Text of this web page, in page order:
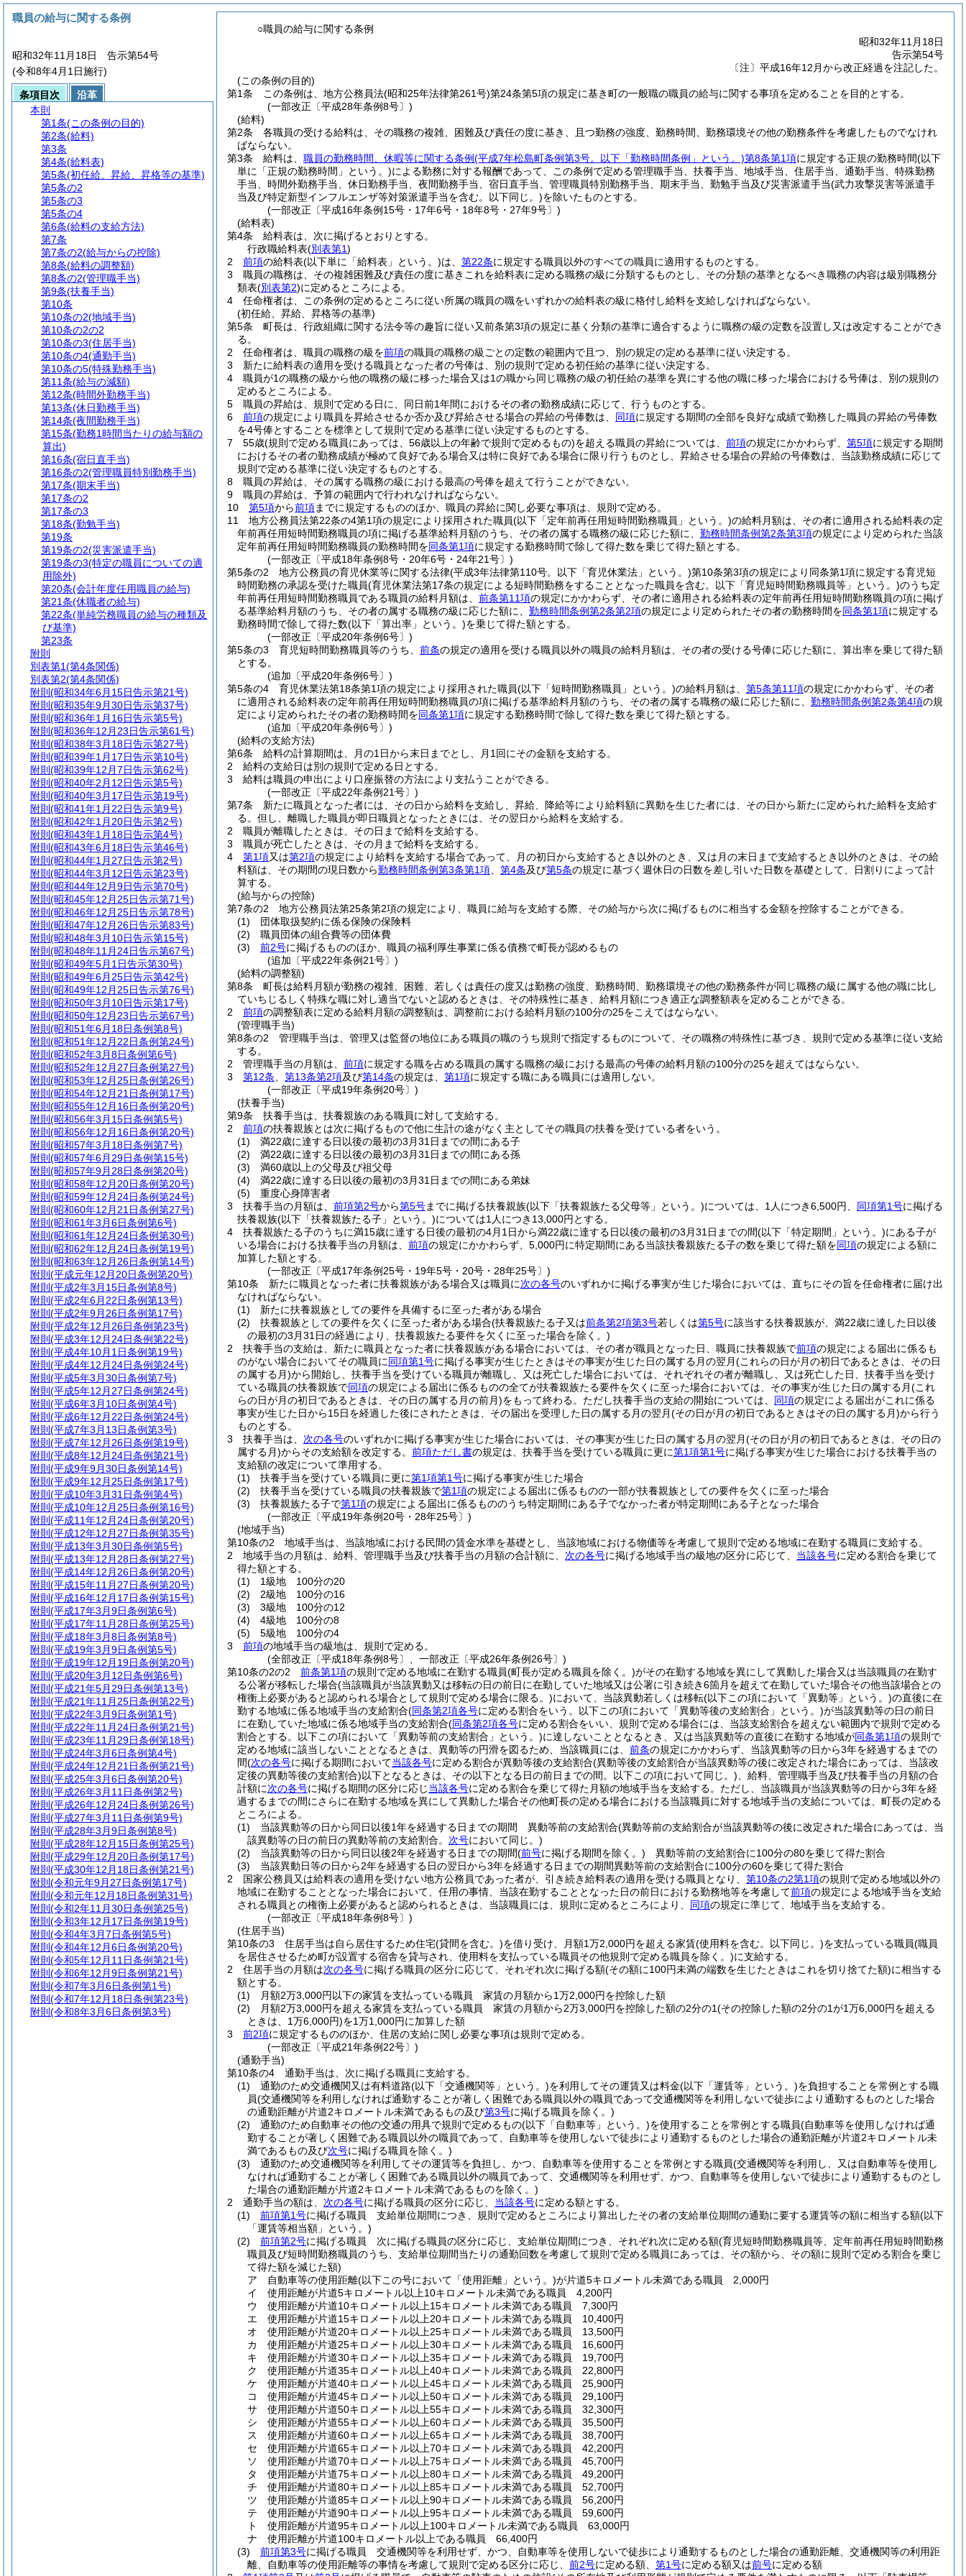
○職員の給与に関する条例
昭和32年11月18日
告示第54号
〔注〕平成16年12月から改正経過を注記した。
(この条例の目的)
第1条
この条例は、地方公務員法(昭和25年法律第261号)第24条第5項の規定に基き町の一般職の職員の給与に関する事項を定めることを目的とする。
(一部改正〔平成28年条例8号〕)
(給料)
第2条
各職員の受ける給料は、その職務の複雑、困難及び責任の度に基き、且つ勤務の強度、勤務時間、勤務環境その他の勤務条件を考慮したものでなけれ
ばならない。
第3条
給料は、 職員の勤務時間、休暇等に関する条例(平成7年松島町条例第3号。以下「勤務時間条例」という。)第8条第1項に規定する正規の勤務時間(以下
単に「正規の勤務時間」という。)による勤務に対する報酬であって、この条例で定める管理職手当、扶養手当、地域手当、住居手当、通勤手当、特殊勤務
手当、時間外勤務手当、休日勤務手当、夜間勤務手当、宿日直手当、管理職員特別勤務手当、期末手当、勤勉手当及び災害派遣手当(武力攻撃災害等派遣手
当及び特定新型インフルエンザ等対策派遣手当を含む。以下同じ。)を除いたものとする。
(一部改正〔平成16年条例15号・17年6号・18年8号・27年9号〕)
(給料表)
第4条
給料表は、次に掲げるとおりとする。
行政職給料表(別表第1)
2
前項の給料表(以下単に「給料表」という。)は、 第22条に規定する職員以外のすべての職員に適用するものとする。
3
職員の職務は、その複雑困難及び責任の度に基きこれを給料表に定める職務の級に分類するものとし、その分類の基準となるべき職務の内容は級別職務分
類表(別表第2)に定めるところによる。
4
任命権者は、この条例の定めるところに従い所属の職員の職をいずれかの給料表の級に格付し給料を支給しなければならない。
(初任給、昇給、昇格等の基準)
第5条
町長は、行政組織に関する法令等の趣旨に従い又前条第3項の規定に基く分類の基準に適合するように職務の級の定数を設置し又は改定することができ
る。
2
任命権者は、職員の職務の級を前項の職員の職務の級ごとの定数の範囲内で且つ、別の規定の定める基準に従い決定する。
3
新たに給料表の適用を受ける職員となった者の号俸は、別の規則で定める初任給の基準に従い決定する。
4
職員が1の職務の級から他の職務の級に移った場合又は1の職から同じ職務の級の初任給の基準を異にする他の職に移った場合における号俸は、別の規則の
定めるところによる。
5
職員の昇給は、規則で定める日に、同日前1年間におけるその者の勤務成績に応じて、行うものとする。
6
前項の規定により職員を昇給させるか否か及び昇給させる場合の昇給の号俸数は、 同項に規定する期間の全部を良好な成績で勤務した職員の昇給の号俸数
を4号俸とすることを標準として規則で定める基準に従い決定するものとする。
7
55歳(規則で定める職員にあっては、56歳以上の年齢で規則で定めるもの)を超える職員の昇給については、 前項の規定にかかわらず、 第5項に規定する期間
におけるその者の勤務成績が極めて良好である場合又は特に良好である場合に限り行うものとし、昇給させる場合の昇給の号俸数は、当該勤務成績に応じて
規則で定める基準に従い決定するものとする。
8
職員の昇給は、その属する職務の級における最高の号俸を超えて行うことができない。
9
職員の昇給は、予算の範囲内で行われなければならない。
10
第5項から前項までに規定するもののほか、職員の昇給に関し必要な事項は、規則で定める。
11
地方公務員法第22条の4第1項の規定により採用された職員(以下「定年前再任用短時間勤務職員」という。)の給料月額は、その者に適用される給料表の定
年前再任用短時間勤務職員の項に掲げる基準給料月額のうち、その者の属する職務の級に応じた額に、 勤務時間条例第2条第3項の規定により定められた当該
定年前再任用短時間勤務職員の勤務時間を同条第1項に規定する勤務時間で除して得た数を乗じて得た額とする。
(一部改正〔平成18年条例8号・20年6号・24年21号〕)
第5条の2
地方公務員の育児休業等に関する法律(平成3年法律第110号。以下「育児休業法」という。)第10条第3項の規定により同条第1項に規定する育児短
時間勤務の承認を受けた職員(育児休業法第17条の規定による短時間勤務をすることとなった職員を含む。以下「育児短時間勤務職員等」という。)のうち定
年前再任用短時間勤務職員である職員の給料月額は、 前条第11項の規定にかかわらず、その者に適用される給料表の定年前再任用短時間勤務職員の項に掲げ
る基準給料月額のうち、その者の属する職務の級に応じた額に、 勤務時間条例第2条第2項の規定により定められたその者の勤務時間を同条第1項に規定する
勤務時間で除して得た数(以下「算出率」という。)を乗じて得た額とする。
(一部改正〔平成20年条例6号〕)
第5条の3
育児短時間勤務職員等のうち、 前条の規定の適用を受ける職員以外の職員の給料月額は、その者の受ける号俸に応じた額に、算出率を乗じて得た額
とする。
(追加〔平成20年条例6号〕)
第5条の4
育児休業法第18条第1項の規定により採用された職員(以下「短時間勤務職員」という。)の給料月額は、 第5条第11項の規定にかかわらず、その者
に適用される給料表の定年前再任用短時間勤務職員の項に掲げる基準給料月額のうち、その者の属する職務の級に応じた額に、 勤務時間条例第2条第4項の規
定により定められたその者の勤務時間を同条第1項に規定する勤務時間で除して得た数を乗じて得た額とする。
(追加〔平成20年条例6号〕)
(給料の支給方法)
第6条
給料の計算期間は、月の1日から末日までとし、月1回にその金額を支給する。
2
給料の支給日は別の規則で定める日とする。
3
給料は職員の申出により口座振替の方法により支払うことができる。
(一部改正〔平成22年条例21号〕)
第7条
新たに職員となった者には、その日から給料を支給し、昇給、降給等により給料額に異動を生じた者には、その日から新たに定められた給料を支給す
る。 但し、離職した職員が即日職員となったときには、その翌日から給料を支給する。
2
職員が離職したときは、その日まで給料を支給する。
3
職員が死亡したときは、その月まで給料を支給する。
4
第1項又は第2項の規定により給料を支給する場合であって、月の初日から支給するとき以外のとき、又は月の末日まで支給するとき以外のときは、その給
料額は、その期間の現日数から勤務時間条例第3条第1項 第4条及び第5条の規定に基づく週休日の日数を差し引いた日数を基礎として、日割りによって計
算する。
(給与からの控除)
第7条の2
地方公務員法第25条第2項の規定により、職員に給与を支給する際、その給与から次に掲げるものに相当する金額を控除することができる。
(1)
団体取扱契約に係る保険の保険料
(2)
職員団体の組合費等の団体費
(3)
前2号に掲げるもののほか、職員の福利厚生事業に係る債務で町長が認めるもの
(追加〔平成22年条例21号〕)
(給料の調整額)
第8条
町長は給料月額が勤務の複雑、困難、若しくは責任の度又は勤務の強度、勤務時間、勤務環境その他の勤務条件が同じ職務の級に属する他の職に比し
ていちじるしく特殊な職に対し適当でないと認めるときは、その特殊性に基き、給料月額につき適正な調整額表を定めることができる。
2
前項の調整額表に定める給料月額の調整額は、調整前における給料月額の100分の25をこえてはならない。
(管理職手当)
第8条の2
管理職手当は、管理又は監督の地位にある職員の職のうち規則で指定するものについて、その職務の特殊性に基づき、規則で定める基準に従い支給
する。
2
管理職手当の月額は、 前項に規定する職を占める職員の属する職務の級における最高の号俸の給料月額の100分の25を超えてはならない。
3
第12条 第13条第2項及び第14条の規定は、 第1項に規定する職にある職員には適用しない。
(一部改正〔平成19年条例20号〕)
(扶養手当)
第9条
扶養手当は、扶養親族のある職員に対して支給する。
2
前項の扶養親族とは次に掲げるもので他に生計の途がなく主としてその職員の扶養を受けている者をいう。
(1)
満22歳に達する日以後の最初の3月31日までの間にある子
(2)
満22歳に達する日以後の最初の3月31日までの間にある孫
(3)
満60歳以上の父母及び祖父母
(4)
満22歳に達する日以後の最初の3月31日までの間にある弟妹
(5)
重度心身障害者
3
扶養手当の月額は、 前項第2号から第5号までに掲げる扶養親族(以下「扶養親族たる父母等」という。)については、1人につき6,500円、 同項第1号に掲げる
扶養親族(以下「扶養親族たる子」という。)については1人につき13,000円とする。
4
扶養親族たる子のうちに満15歳に達する日後の最初の4月1日から満22歳に達する日以後の最初の3月31日までの間(以下「特定期間」という。)にある子が
いる場合における扶養手当の月額は、 前項の規定にかかわらず、5,000円に特定期間にある当該扶養親族たる子の数を乗じて得た額を同項の規定による額に
加算した額とする。
(一部改正〔平成17年条例25号・19年5号・20号・28年25号〕)
第10条
新たに職員となった者に扶養親族がある場合又は職員に次の各号のいずれかに掲げる事実が生じた場合においては、直ちにその旨を任命権者に届け出
なければならない。
(1)
新たに扶養親族としての要件を具備するに至った者がある場合
(2)
扶養親族としての要件を欠くに至った者がある場合(扶養親族たる子又は前条第2項第3号若しくは第5号に該当する扶養親族が、満22歳に達した日以後
の最初の3月31日の経過により、扶養親族たる要件を欠くに至った場合を除く。)
2
扶養手当の支給は、新たに職員となった者に扶養親族がある場合においては、その者が職員となった日、職員に扶養親族で前項の規定による届出に係るも
のがない場合においてその職員に同項第1号に掲げる事実が生じたときはその事実が生じた日の属する月の翌月(これらの日が月の初日であるときは、その日
の属する月)から開始し、扶養手当を受けている職員が離職し、又は死亡した場合においては、それぞれその者が離職し、又は死亡した日、扶養手当を受け
ている職員の扶養親族で同項の規定による届出に係るものの全てが扶養親族たる要件を欠くに至った場合においては、その事実が生じた日の属する月(これ
らの日が月の初日であるときは、その日の属する月の前月)をもって終わる。 ただし扶養手当の支給の開始については、 同項の規定による届出がこれに係る
事実が生じた日から15日を経過した後にされたときは、その届出を受理した日の属する月の翌月(その日が月の初日であるときはその日の属する月)から行う
ものとする。
3
扶養手当は、 次の各号のいずれかに掲げる事実が生じた場合においては、その事実が生じた日の属する月の翌月(その日が月の初日であるときは、その日の
属する月)からその支給額を改定する。 前項ただし書の規定は、扶養手当を受けている職員に更に第1項第1号に掲げる事実が生じた場合における扶養手当の
支給額の改定について準用する。
(1)
扶養手当を受けている職員に更に第1項第1号に掲げる事実が生じた場合
(2)
扶養手当を受けている職員の扶養親族で第1項の規定による届出に係るものの一部が扶養親族としての要件を欠くに至った場合
(3)
扶養親族たる子で第1項の規定による届出に係るもののうち特定期間にある子でなかった者が特定期間にある子となった場合
(一部改正〔平成19年条例20号・28年25号〕)
(地域手当)
第10条の2
地域手当は、当該地域における民間の賃金水準を基礎とし、当該地域における物価等を考慮して規則で定める地域に在勤する職員に支給する。
2
地域手当の月額は、給料、管理職手当及び扶養手当の月額の合計額に、 次の各号に掲げる地域手当の級地の区分に応じて、 当該各号に定める割合を乗じて
得た額とする。
(1)
1級地 100分の20
(2)
2級地 100分の16
(3)
3級地 100分の12
(4)
4級地 100分の8
(5)
5級地 100分の4
3
前項の地域手当の級地は、規則で定める。
(全部改正〔平成18年条例8号〕、一部改正〔平成26年条例26号〕)
第10条の2の2
前条第1項の規則で定める地域に在勤する職員(町長が定める職員を除く。)がその在勤する地域を異にして異動した場合又は当該職員の在勤す
る公署が移転した場合(当該職員が当該異動又は移転の日の前日に在勤していた地域又は公署に引き続き6箇月を超えて在勤していた場合その他当該場合との
権衡上必要があると認められる場合として規則で定める場合に限る。)において、当該異動若しくは移転(以下この項において「異動等」という。)の直後に在
勤する地域に係る地域手当の支給割合(同条第2項各号に定める割合をいう。以下この項において「異動等後の支給割合」という。)が当該異動等の日の前日
に在勤していた地域に係る地域手当の支給割合(同条第2項各号に定める割合をいい、規則で定める場合には、当該支給割合を超えない範囲内で規則で定める
割合とする。以下この項において「異動等前の支給割合」という。)に達しないこととなるとき、又は当該異動等の直後に在勤する地域が同条第1項の規則で
定める地域に該当しないこととなるときは、異動等の円滑を図るため、当該職員には、 前条の規定にかかわらず、当該異動等の日から3年を経過するまでの
間(次の各号に掲げる期間において当該各号に定める割合が異動等後の支給割合(異動等後の支給割合が当該異動等の後に改定された場合にあっては、当該改
定後の異動等後の支給割合)以下となるときは、その以下となる日の前日までの間。以下この項において同じ。) 、給料、管理職手当及び扶養手当の月額の合
計額に次の各号に掲げる期間の区分に応じ当該各号に定める割合を乗じて得た月額の地域手当を支給する。 ただし、当該職員が当該異動等の日から3年を経
過するまでの間にさらに在勤する地域を異にして異動した場合その他町長の定める場合における当該職員に対する地域手当の支給については、町長の定める
ところによる。
(1)
当該異動等の日から同日以後1年を経過する日までの期間 異動等前の支給割合(異動等前の支給割合が当該異動等の後に改定された場合にあっては、当
該異動等の日の前日の異動等前の支給割合。 次号において同じ。)
(2)
当該異動等の日から同日以後2年を経過する日までの期間(前号に掲げる期間を除く。) 異動等前の支給割合に100分の80を乗じて得た割合
(3)
当該異動日等の日から2年を経過する日の翌日から3年を経過する日までの期間異動等前の支給割合に100分の60を乗じて得た割合
2
国家公務員又は給料表の適用を受けない地方公務員であった者が、引き続き給料表の適用を受ける職員となり、 第10条の2第1項の規則で定める地域以外の
地域に在勤することとなった場合において、任用の事情、当該在勤することとなった日の前日における勤務地等を考慮して前項の規定による地域手当を支給
される職員との権衡上必要があると認められるときは、当該職員には、規則に定めるところにより、 同項の規定に準じて、地域手当を支給する。
(一部改正〔平成18年条例8号〕)
(住居手当)
第10条の3
住居手当は自ら居住するため住宅(貸間を含む。)を借り受け、月額1万2,000円を超える家賃(使用料を含む。以下同じ。)を支払っている職員(職員
を居住させるため町が設置する宿舎を貸与され、使用料を支払っている職員その他規則で定める職員を除く。)に支給する。
2
住居手当の月額は次の各号に掲げる職員の区分に応じて、それぞれ次に掲げる額(その額に100円未満の端数を生じたときはこれを切り捨てた額)に相当する
額とする。
(1)
月額2万3,000円以下の家賃を支払っている職員 家賃の月額から1万2,000円を控除した額
(2)
月額2万3,000円を超える家賃を支払っている職員 家賃の月額から2万3,000円を控除した額の2分の1(その控除した額の2分の1が1万6,000円を超える
ときは、1万6,000円)を1万1,000円に加算した額
3
前2項に規定するもののほか、住居の支給に関し必要な事項は規則で定める。
(一部改正〔平成21年条例22号〕)
(通勤手当)
第10条の4
通勤手当は、次に掲げる職員に支給する。
(1)
通勤のため交通機関又は有料道路(以下「交通機関等」という。)を利用してその運賃又は料金(以下「運賃等」という。)を負担することを常例とする職
員(交通機関等を利用しなければ通勤することが著しく困難である職員以外の職員であって交通機関等を利用しないで徒歩により通勤するものとした場合
の通勤距離が片道2キロメートル未満であるもの及び第3号に掲げる職員を除く。)
(2)
通勤のため自動車その他の交通の用具で規則で定めるもの(以下「自動車等」という。)を使用することを常例とする職員(自動車等を使用しなければ通
勤することが著しく困難である職員以外の職員であって、自動車等を使用しないで徒歩により通勤するものとした場合の通勤距離が片道2キロメートル未
満であるもの及び次号に掲げる職員を除く。)
(3)
通勤のため交通機関等を利用してその運賃等を負担し、かつ、自動車等を使用することを常例とする職員(交通機関等を利用し、又は自動車等を使用し
なければ通勤することが著しく困難である職員以外の職員であって、交通機関等を利用せず、かつ、自動車等を使用しないで徒歩により通勤するものとし
た場合の通勤距離が片道2キロメートル未満であるものを除く。)
2
通勤手当の額は、 次の各号に掲げる職員の区分に応じ、 当該各号に定める額とする。
(1)
前項第1号に掲げる職員 支給単位期間につき、規則で定めるところにより算出したその者の支給単位期間の通勤に要する運賃等の額に相当する額(以下
「運賃等相当額」という。)
(2)
前項第2号に掲げる職員 次に掲げる職員の区分に応じ、支給単位期間につき、それぞれ次に定める額(育児短時間勤務職員等、定年前再任用短時間勤務
職員及び短時間勤務職員のうち、支給単位期間当たりの通勤回数を考慮して規則で定める職員にあっては、その額から、その額に規則で定める割合を乗じ
て得た額を減じた額)
ア
自動車等の使用距離(以下この号において「使用距離」という。)が片道5キロメートル未満である職員 2,000円
イ
使用距離が片道5キロメートル以上10キロメートル未満である職員 4,200円
ウ
使用距離が片道10キロメートル以上15キロメートル未満である職員 7,300円
エ
使用距離が片道15キロメートル以上20キロメートル未満である職員 10,400円
オ
使用距離が片道20キロメートル以上25キロメートル未満である職員 13,500円
カ
使用距離が片道25キロメートル以上30キロメートル未満である職員 16,600円
キ
使用距離が片道30キロメートル以上35キロメートル未満である職員 19,700円
ク
使用距離が片道35キロメートル以上40キロメートル未満である職員 22,800円
ケ
使用距離が片道40キロメートル以上45キロメートル未満である職員 25,900円
コ
使用距離が片道45キロメートル以上50キロメートル未満である職員 29,100円
サ
使用距離が片道50キロメートル以上55キロメートル未満である職員 32,300円
シ
使用距離が片道55キロメートル以上60キロメートル未満である職員 35,500円
ス
使用距離が片道60キロメートル以上65キロメートル未満である職員 38,700円
セ
使用距離が片道65キロメートル以上70キロメートル未満である職員 42,200円
ソ
使用距離が片道70キロメートル以上75キロメートル未満である職員 45,700円
タ
使用距離が片道75キロメートル以上80キロメートル未満である職員 49,200円
チ
使用距離が片道80キロメートル以上85キロメートル未満である職員 52,700円
ツ
使用距離が片道85キロメートル以上90キロメートル未満である職員 56,200円
テ
使用距離が片道90キロメートル以上95キロメートル未満である職員 59,600円
ト
使用距離が片道95キロメートル以上100キロメートル未満である職員 63,000円
ナ
使用距離が片道100キロメートル以上である職員 66,400円
(3)
前項第3号に掲げる職員 交通機関等を利用せず、かつ、自動車等を使用しないで徒歩により通勤するものとした場合の通勤距離、交通機関等の利用距
離、自動車等の使用距離等の事情を考慮して規則で定める区分に応じ、 前2号に定める額、 第1号に定める額又は前号に定める額
職員の給与に関する条例
昭和32年11月18日 告示第54号
(令和8年4月1日施行)
条項目次
沿革
本則
第1条(この条例の目的)
第2条(給料)
第3条
第4条(給料表)
第5条(初任給、昇給、昇格等の基準)
第5条の2
第5条の3
第5条の4
第6条(給料の支給方法)
第7条
第7条の2(給与からの控除)
第8条(給料の調整額)
第8条の2(管理職手当)
第9条(扶養手当)
第10条
第10条の2(地域手当)
第10条の2の2
第10条の3(住居手当)
第10条の4(通勤手当)
第10条の5(特殊勤務手当)
第11条(給与の減額)
第12条(時間外勤務手当)
第13条(休日勤務手当)
第14条(夜間勤務手当)
第15条(勤務1時間当たりの給与額の
算出)
第16条(宿日直手当)
第16条の2(管理職員特別勤務手当)
第17条(期末手当)
第17条の2
第17条の3
第18条(勤勉手当)
第19条
第19条の2(災害派遣手当)
第19条の3(特定の職員についての適
用除外)
第20条(会計年度任用職員の給与)
第21条(休職者の給与)
第22条(単純労務職員の給与の種類及
び基準)
第23条
附則
別表第1(第4条関係)
別表第2(第4条関係)
附則 (昭和34年6月15日告示第21号)
附則 (昭和35年9月30日告示第37号)
附則 (昭和36年1月16日告示第5号)
附則 (昭和36年12月23日告示第61号)
附則 (昭和38年3月18日告示第27号)
附則 (昭和39年1月17日告示第10号)
附則 (昭和39年12月7日告示第62号)
附則 (昭和40年2月12日告示第5号)
附則 (昭和40年3月17日告示第19号)
附則 (昭和41年1月22日告示第9号)
附則 (昭和42年1月20日告示第2号)
附則 (昭和43年1月18日告示第4号)
附則 (昭和43年6月18日告示第46号)
附則 (昭和44年1月27日告示第2号)
附則 (昭和44年3月12日告示第23号)
附則 (昭和44年12月9日告示第70号)
附則 (昭和45年12月25日告示第71号)
附則 (昭和46年12月25日告示第78号)
附則 (昭和47年12月26日告示第83号)
附則 (昭和48年3月10日告示第15号)
附則 (昭和48年11月24日告示第67号)
附則 (昭和49年5月1日告示第30号)
附則 (昭和49年6月25日告示第42号)
附則 (昭和49年12月25日告示第76号)
附則 (昭和50年3月10日告示第17号)
附則 (昭和50年12月23日告示第67号)
附則 (昭和51年6月18日条例第8号)
附則 (昭和51年12月22日条例第24号)
附則 (昭和52年3月8日条例第6号)
附則 (昭和52年12月27日条例第27号)
附則 (昭和53年12月25日条例第26号)
附則 (昭和54年12月21日条例第17号)
附則 (昭和55年12月16日条例第20号)
附則 (昭和56年3月15日条例第5号)
附則 (昭和56年12月16日条例第20号)
附則 (昭和57年3月18日条例第7号)
附則 (昭和57年6月29日条例第15号)
附則 (昭和57年9月28日条例第20号)
附則 (昭和58年12月20日条例第20号)
附則 (昭和59年12月24日条例第24号)
附則 (昭和60年12月21日条例第27号)
附則 (昭和61年3月6日条例第6号)
附則 (昭和61年12月24日条例第30号)
附則 (昭和62年12月24日条例第19号)
附則 (昭和63年12月26日条例第14号)
附則 (平成元年12月20日条例第20号)
附則 (平成2年3月15日条例第8号)
附則 (平成2年6月22日条例第13号)
附則 (平成2年9月26日条例第17号)
附則 (平成2年12月26日条例第23号)
附則 (平成3年12月24日条例第22号)
附則 (平成4年10月1日条例第19号)
附則 (平成4年12月24日条例第24号)
附則 (平成5年3月30日条例第7号)
附則 (平成5年12月27日条例第24号)
附則 (平成6年3月10日条例第4号)
附則 (平成6年12月22日条例第24号)
附則 (平成7年3月13日条例第3号)
附則 (平成7年12月26日条例第19号)
附則 (平成8年12月24日条例第21号)
附則 (平成9年9月30日条例第14号)
附則 (平成9年12月25日条例第17号)
附則 (平成10年3月31日条例第4号)
附則 (平成10年12月25日条例第16号)
附則 (平成11年12月24日条例第20号)
附則 (平成12年12月27日条例第35号)
附則 (平成13年3月30日条例第5号)
附則 (平成13年12月28日条例第27号)
附則 (平成14年12月26日条例第20号)
附則 (平成15年11月27日条例第20号)
附則 (平成16年12月17日条例第15号)
附則 (平成17年3月9日条例第6号)
附則 (平成17年11月28日条例第25号)
附則 (平成18年3月8日条例第8号)
附則 (平成19年3月9日条例第5号)
附則 (平成19年12月19日条例第20号)
附則 (平成20年3月12日条例第6号)
附則 (平成21年5月29日条例第13号)
附則 (平成21年11月25日条例第22号)
附則 (平成22年3月9日条例第1号)
附則 (平成22年11月24日条例第21号)
附則 (平成23年11月29日条例第18号)
附則 (平成24年3月6日条例第4号)
附則 (平成24年12月21日条例第21号)
附則 (平成25年3月6日条例第20号)
附則 (平成26年3月11日条例第2号)
附則 (平成26年12月24日条例第26号)
附則 (平成27年3月11日条例第9号)
附則 (平成28年3月9日条例第8号)
附則 (平成28年12月15日条例第25号)
附則 (平成29年12月20日条例第17号)
附則 (平成30年12月18日条例第21号)
附則 (令和元年9月27日条例第17号)
附則 (令和元年12月18日条例第31号)
附則 (令和2年11月30日条例第25号)
附則 (令和3年12月17日条例第19号)
附則 (令和4年3月7日条例第5号)
附則 (令和4年12月6日条例第20号)
附則 (令和5年12月11日条例第21号)
附則 (令和6年12月9日条例第21号)
附則 (令和7年3月6日条例第1号)
附則 (令和7年12月18日条例第23号)
附則 (令和8年3月6日条例第3号)